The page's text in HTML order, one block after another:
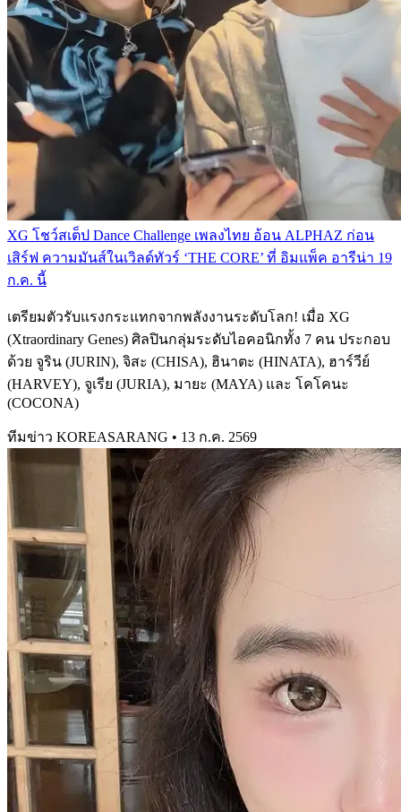
XG โชว์สเต็ป Dance Challenge เพลงไทย อ้อน ALPHAZ ก่อน
เสิร์ฟ ความมันส์ในเวิลด์ทัวร์ ‘THE CORE’ ที่ อิมแพ็ค อารีน่า 19
ก.ค. นี้
เตรียมตัวรับแรงกระแทกจากพลังงานระดับโลก! เมื่อ XG
(Xtraordinary Genes) ศิลปินกลุ่มระดับไอคอนิกทั้ง 7 คน ประกอบ
ด้วย จูริน (JURIN), จิสะ (CHISA), ฮินาตะ (HINATA), ฮาร์วีย์
(HARVEY), จูเรีย (JURIA), มายะ (MAYA) และ โคโคนะ
(COCONA)
ทีมข่าว KOREASARANG • 13 ก.ค. 2569